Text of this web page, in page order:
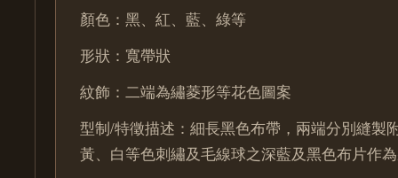
顏色：黑、紅、藍、綠等
形狀：寬帶狀
紋飾：二端為繡菱形等花色圖案
型制/特徵描述：細長黑色布帶，兩端分別縫製
黃、白等色刺繡及毛線球之深藍及黑色布片作